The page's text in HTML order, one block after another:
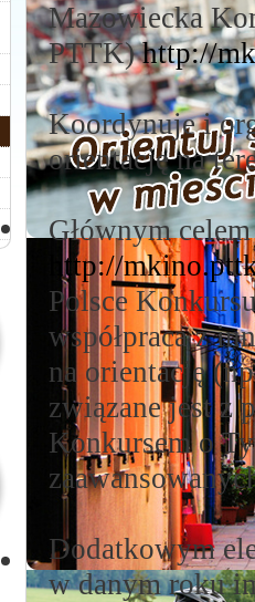
Mazowiecka
PTTK)http://
Koordynuje i
orientację na
Głównym
http://
Polsce
współpraca z
na orientację
związane jest z
Konkursem o
Dodatkowym
w danym roku